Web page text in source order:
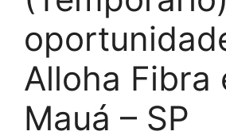
Alloha Fibra
Mauá – SP